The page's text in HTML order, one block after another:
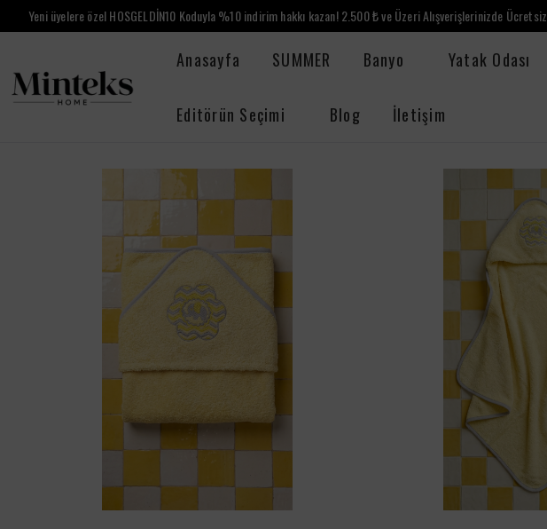
Yeni üyelere özel HOSGELDİN10 Koduyla %10 indirim hakkı kazan! 2.500 ₺ ve Üzeri Alışverişlerinizde
Anasayfa SUMMER Banyo Yatak Odası
Editörün Seçimi Blog İletişim